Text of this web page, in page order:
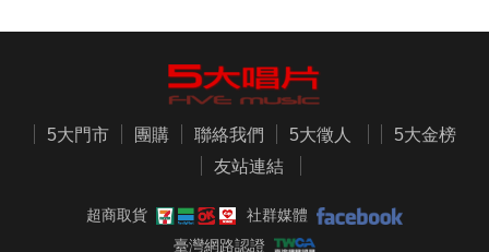
5大門市 團購 聯絡我們 5大徵人
5大金榜
友站連結
超商取貨
社群媒體
臺灣網路認證